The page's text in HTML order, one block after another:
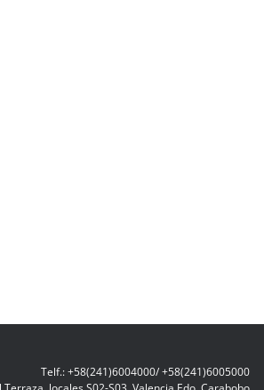
Telf.: +58(241)6004000/ +58(241)6005000